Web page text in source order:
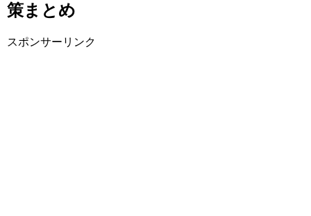
策まとめ
スポンサーリンク